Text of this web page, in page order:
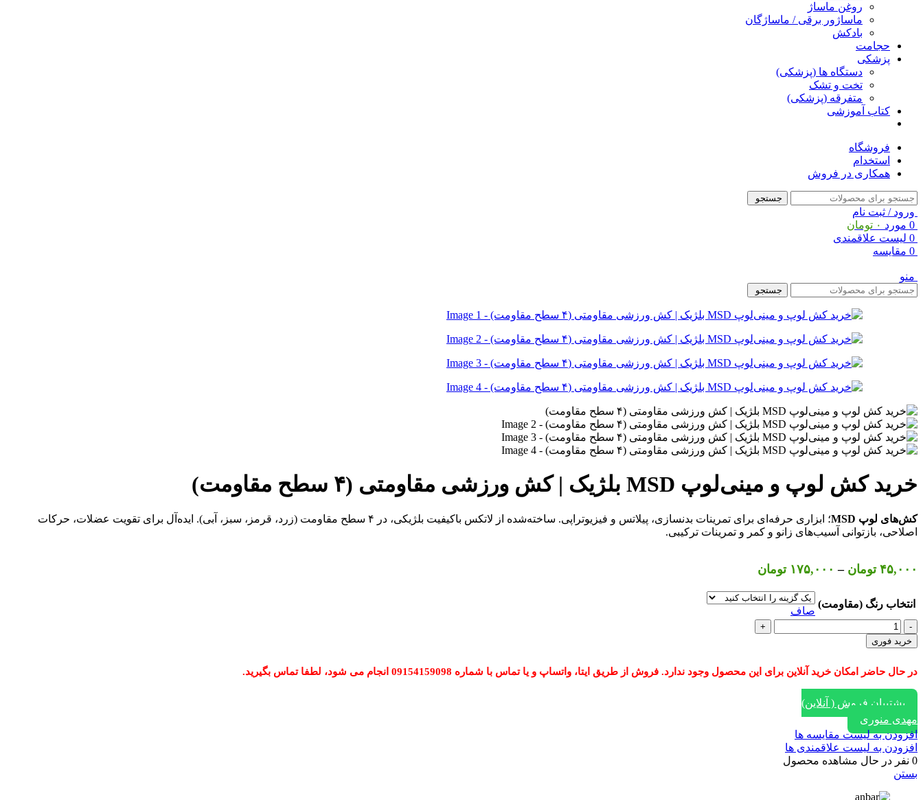
روغن ماساژ
ماساژور برقی / ماساژگان
بادکش
حجامت
پزشکی
دستگاه ها (پزشکی)
تخت و تشک
متفرقه (پزشکی)
کتاب آموزشی
فروشگاه
استخدام
همکاری در فروش
جستجو
ورود / ثبت نام
0 مورد ۰ تومان
0 لیست علاقمندی
0 مقایسه
منو
جستجو
خرید کش لوپ و مینی‌لوپ MSD بلژیک | کش ورزشی مقاومتی (۴ سطح مقاومت)
کش‌های لوپ MSD
؛ ابزاری حرفه‌ای برای تمرینات بدنسازی، پیلاتس و فیزیوتراپی. ساخته‌شده از لاتکس باکیفیت بلژیکی، در ۴ سطح مقاومت (زرد، قرمز، سبز، آبی). ایده‌آل برای تقویت عضلات، حرکات
اصلاحی، بازتوانی آسیب‌های زانو و کمر و تمرینات ترکیبی.
۴۵,۰۰۰ تومان – ۱۷۵,۰۰۰ تومان
۴۵,۰۰۰ تومان
انتخاب رنگ (مقاومت)
صاف
خرید
کش
لوپ
و
مینی‌لوپ
MSD
بلژیک
کش
ورزشی
مقاومتی
(۴
سطح
مقاومت)
خرید فوری
در حال حاضر امکان خرید آنلاین برای این محصول وجود ندارد. فروش از طریق ایتا، واتساپ و یا تماس با شماره 09154159098 انجام می شود، لطفا تماس بگیرید.
پشتیبان فروش ( آنلاین)
مهدی منوری
افزودن به لیست مقایسه ها
افزودن به لیست علاقمندی ها
0 نفر در حال مشاهده محصول
بستن